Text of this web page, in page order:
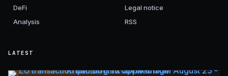
DeFi
Analysis
Legal notice
RSS
LATEST